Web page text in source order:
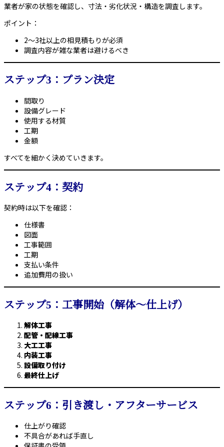
業者が家の状態を確認し、寸法・劣化状況・構造を調査します。
ポイント：
2〜3社以上の相見積もりが必須
調査内容が雑な業者は避けるべき
ステップ3：プラン決定
間取り
設備グレード
使用する材質
工期
金額
すべてを細かく決めていきます。
ステップ4：契約
契約時は以下を確認：
仕様書
図面
工事範囲
工期
支払い条件
追加費用の扱い
ステップ5：工事開始（解体〜仕上げ）
解体工事
配管・配線工事
大工工事
内装工事
設備取り付け
最終仕上げ
ステップ6：引き渡し・アフターサービス
仕上がり確認
不具合があれば手直し